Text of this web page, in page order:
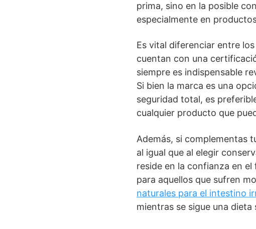
prima, sino en la posible
especialmente en
Es vital diferenciar entre
cuentan con una
siempre es indispensable
Si bien la marca es una
seguridad total, es
cualquier producto que
Además, si complementas
al igual que al elegir
reside en la confianza en
para aquellos que sufren
naturales para el intestino
mientras se sigue una